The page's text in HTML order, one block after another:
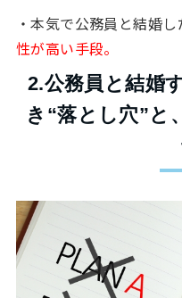
・本気で公務員と結婚
性が高い手段。
2.公務員と結婚
き“落とし穴”と